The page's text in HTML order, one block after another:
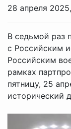
28 апреля
В седьмой раз
с Российским
Российским
рамках
пятницу, 25
исторический